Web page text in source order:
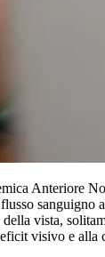
Anteriore
sanguigno
vista,
visivo e alla